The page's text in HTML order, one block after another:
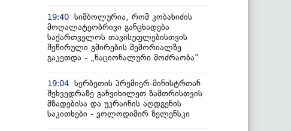
19:40 სიმბოლურია, რომ კობახიძის
მოღალატეობრივი განცხადება
საქართველოს თავისუფლებისთვის
შეწირული გმირების მემორიალზე
გაკეთდა - „ნაციონალური მოძრაობა“
19:04 სერბეთის პრემიერ-მინისტრთან
შეხვედრაზე განვიხილეთ ზამთრისთვის
მზადებისა და უკრაინის აღდგენის
საკითხები - ვოლოდიმირ ზელენსკი